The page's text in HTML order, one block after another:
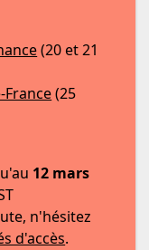
(20 et 21
France(25
12 mars
n'hésitez
d'accès.